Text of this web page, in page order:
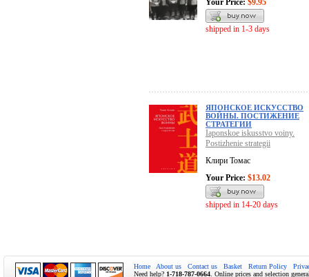
Your Price: $9.95
shipped in 1-3 days
ЯПОНСКОЕ ИСКУССТВО
ВОЙНЫ. ПОСТИЖЕНИЕ
СТРАТЕГИИ
Iaponskoe iskusstvo voiny.
Postizhenie strategii
Клири Томас
Your Price: $13.02
shipped in 14-20 days
Home About us Contact us Basket Return Policy
Need help? 1-718-787-0664 . Online prices and selection